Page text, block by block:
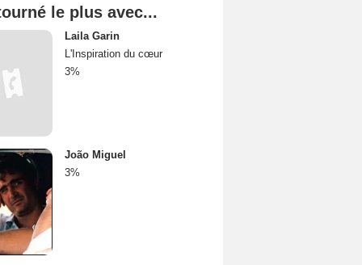
le plus avec...
Laila Garin
L'Inspiration du cœur
3%
João Miguel
3%